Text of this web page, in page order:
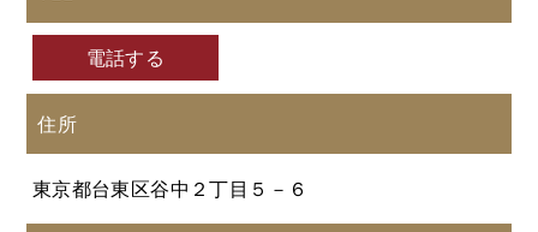
電話する
住所
東京都台東区谷中２丁目５－６